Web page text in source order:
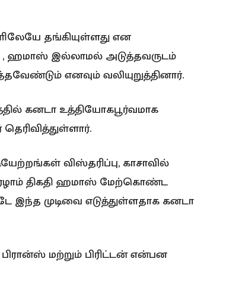
தங்கியுள்ளது என
, ஹமாஸ் இல்லாமல் அடுத்தவருடம்
எனவும் வலியுறுத்தினார்.
கனடா உத்தியோகபூர்வமாக
விஸ்தரிப்பு, காசாவில்
திகதி ஹமாஸ் மேற்கொண்ட
முடிவை எடுத்துள்ளதாக கனடா
மற்றும் பிரிட்டன் என்பன